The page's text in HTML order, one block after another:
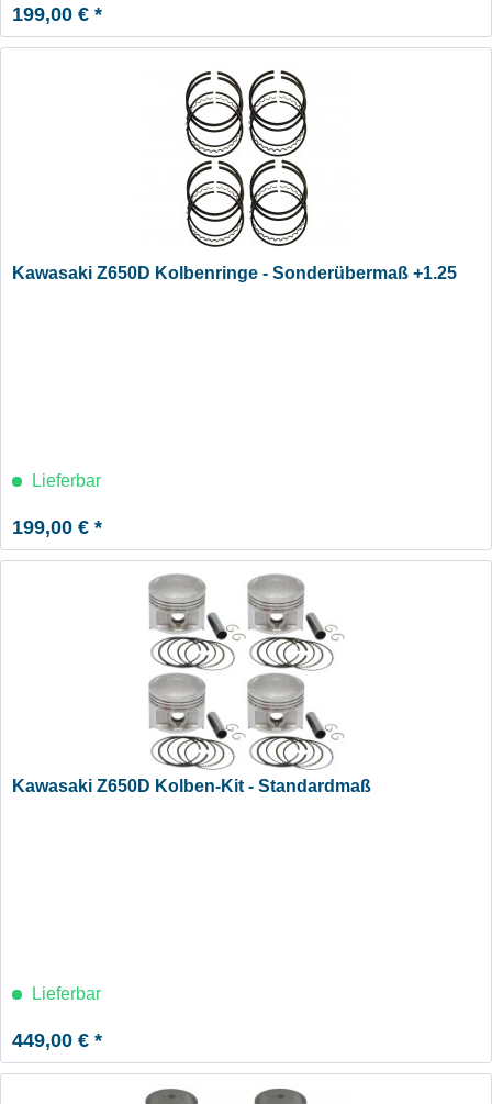
199,00 € *
Kawasaki Z650D Kolbenringe - Sonderübermaß +1.25
Lieferbar
199,00 € *
Kawasaki Z650D Kolben-Kit - Standardmaß
Lieferbar
449,00 € *